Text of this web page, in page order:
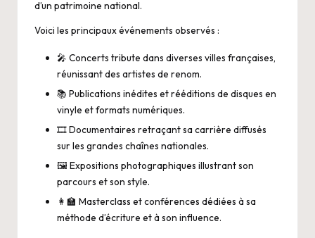
d’un patrimoine national.
Voici les principaux événements observés :
🎤 Concerts tribute dans diverses villes françaises,
réunissant des artistes de renom.
📚 Publications inédites et rééditions de disques en
vinyle et formats numériques.
🎞️ Documentaires retraçant sa carrière diffusés
sur les grandes chaînes nationales.
🖼️ Expositions photographiques illustrant son
parcours et son style.
👩‍🏫 Masterclass et conférences dédiées à sa
méthode d’écriture et à son influence.